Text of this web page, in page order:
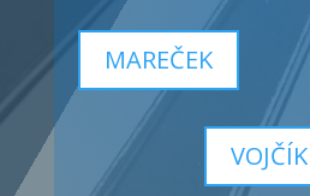
MAREČEK
VOJČÍK